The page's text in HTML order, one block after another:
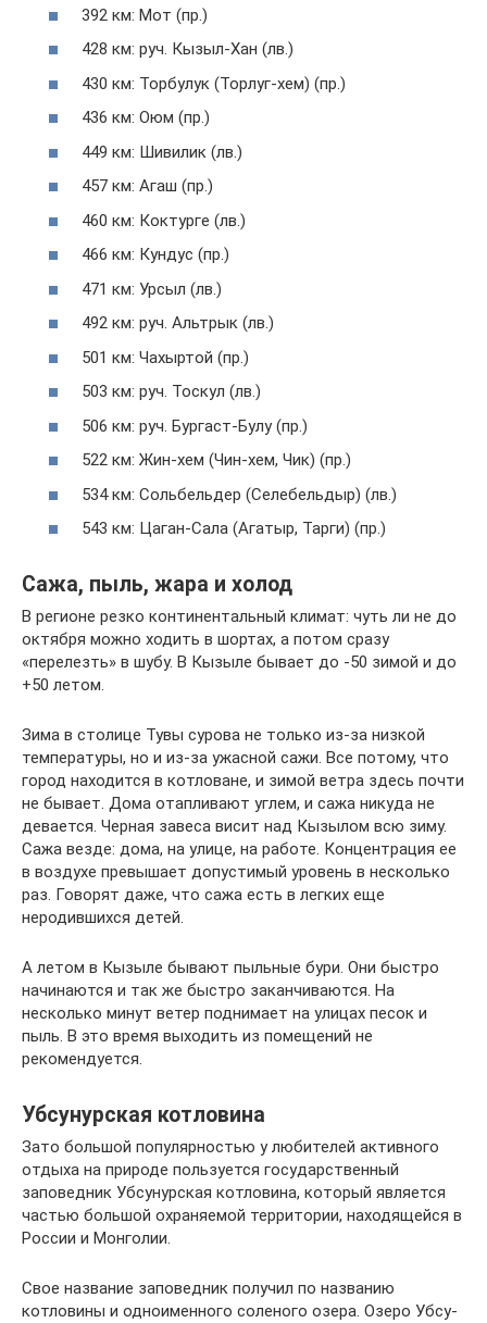
392 км: Мот (пр.)
428 км: руч. Кызыл-Хан (лв.)
430 км: Торбулук (Торлуг-хем) (пр.)
436 км: Оюм (пр.)
449 км: Шивилик (лв.)
457 км: Агаш (пр.)
460 км: Коктурге (лв.)
466 км: Кундус (пр.)
471 км: Урсыл (лв.)
492 км: руч. Альтрык (лв.)
501 км: Чахыртой (пр.)
503 км: руч. Тоскул (лв.)
506 км: руч. Бургаст-Булу (пр.)
522 км: Жин-хем (Чин-хем, Чик) (пр.)
534 км: Сольбельдер (Селебельдыр) (лв.)
543 км: Цаган-Сала (Агатыр, Тарги) (пр.)
Сажа, пыль, жара и холод
В регионе резко континентальный климат: чуть ли не до
октября можно ходить в шортах, а потом сразу
«перелезть» в шубу. В Кызыле бывает до -50 зимой и до
+50 летом.
Зима в столице Тувы сурова не только из-за низкой
температуры, но и из-за ужасной сажи. Все потому, что
город находится в котловане, и зимой ветра здесь почти
не бывает. Дома отапливают углем, и сажа никуда не
девается. Черная завеса висит над Кызылом всю зиму.
Сажа везде: дома, на улице, на работе. Концентрация ее
в воздухе превышает допустимый уровень в несколько
раз. Говорят даже, что сажа есть в легких еще
неродившихся детей.
А летом в Кызыле бывают пыльные бури. Они быстро
начинаются и так же быстро заканчиваются. На
несколько минут ветер поднимает на улицах песок и
пыль. В это время выходить из помещений не
рекомендуется.
Убсунурская котловина
Зато большой популярностью у любителей активного
отдыха на природе пользуется государственный
заповедник Убсунурская котловина, который является
частью большой охраняемой территории, находящейся в
России и Монголии.
Свое название заповедник получил по названию
котловины и одноименного соленого озера. Озеро Убсу-